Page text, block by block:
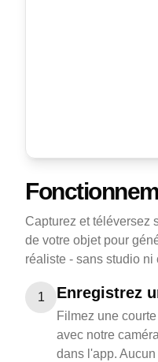
Capturez et téléversez
de votre objet pour
réaliste - sans studio
1 Enregistrez
Filmez une
avec notre
dans l'app.